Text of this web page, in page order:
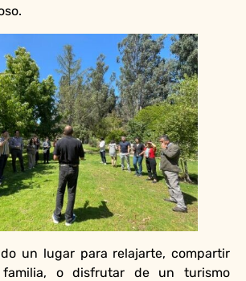
un lugar para relajarte, compartir
o disfrutar de un turismo